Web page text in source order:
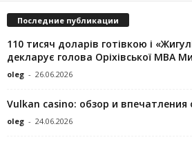
Последние публикации
110 тисяч доларів готівкою і
декларує голова Оріхівської МВА
oleg - 26.06.2026
Vulkan casino: обзор и
oleg - 24.06.2026